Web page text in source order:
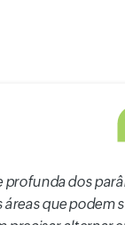
profunda dos
que